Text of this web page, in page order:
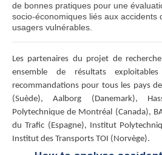
de bonnes pratiques pour une
socio-économiques liés aux accidents
usagers vulnérables.
Les partenaires du projet de
ensemble de résultats
recommandations pour tous les pays
(Suède), Aalborg (Danemark),
Polytechnique de Montréal (Canada),
du Trafic (Espagne), Institut
Institut des Transports TOI (Norvège).